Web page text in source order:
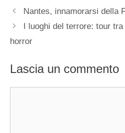
Nantes, innamorarsi della
I luoghi del terrore: tour
horror
Lascia un commento